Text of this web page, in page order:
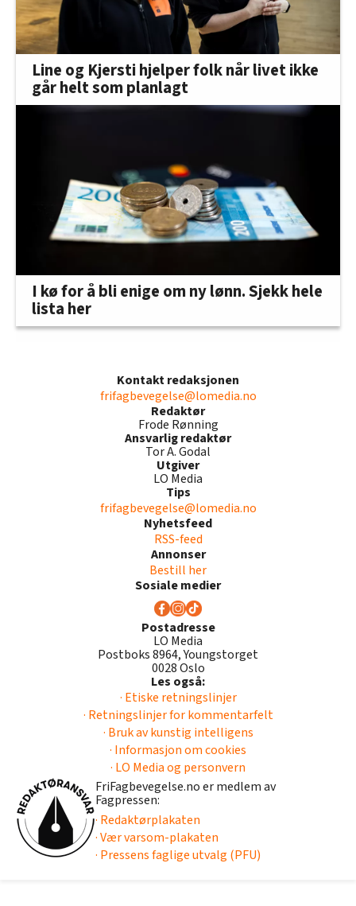
Line og Kjersti hjelper folk når livet ikke
går helt som planlagt
I kø for å bli enige om ny lønn. Sjekk hele
lista her
Kontakt redaksjonen
frifagbevegelse@lomedia.no
Redaktør
Frode Rønning
Ansvarlig redaktør
Tor A. Godal
Utgiver
LO Media
Tips
frifagbevegelse@lomedia.no
Nyhetsfeed
RSS-feed
Annonser
Bestill her
Sosiale medier
Postadresse
LO Media
Postboks 8964, Youngstorget
0028 Oslo
Les også:
· Etiske retningslinjer
· Retningslinjer for kommentarfelt
· Bruk av kunstig intelligens
· Informasjon om cookies
· LO Media og personvern
FriFagbevegelse.no er medlem av
Fagpressen:
· Redaktørplakaten
· Vær varsom-plakaten
· Pressens faglige utvalg (PFU)